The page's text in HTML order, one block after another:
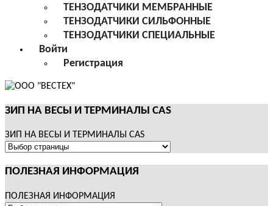
ТЕНЗОДАТЧИКИ МЕМБРАННЫЕ
ТЕНЗОДАТЧИКИ СИЛЬФОННЫЕ
ТЕНЗОДАТЧИКИ СПЕЦИАЛЬНЫЕ
Войти
Регистрация
ЗИП НА ВЕСЫ И ТЕРМИНАЛЫ CAS
ЗИП НА ВЕСЫ И ТЕРМИНАЛЫ CAS
ПОЛЕЗНАЯ ИНФОРМАЦИЯ
ПОЛЕЗНАЯ ИНФОРМАЦИЯ